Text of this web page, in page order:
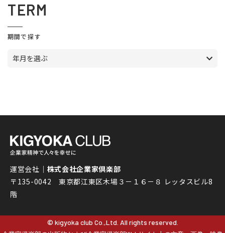
TERM
期間で探す
年月を選ぶ
運営会社｜ 株式会社企業家倶楽部
〒135-0042 東京都江東区木場３－１６－８ レッタスビル8
階
© kigyoka club Co.,Ltd. All rights reserved.